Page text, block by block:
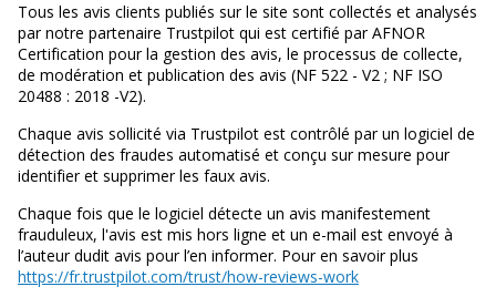
Tous les avis clients publiés sur le site sont collectés et analysés
par notre partenaire Trustpilot qui est certifié par AFNOR
Certification pour la gestion des avis, le processus de collecte,
de modération et publication des avis (NF 522 - V2 ; NF ISO
20488 : 2018 -V2).
Chaque avis sollicité via Trustpilot est contrôlé par un logiciel de
détection des fraudes automatisé et conçu sur mesure pour
identifier et supprimer les faux avis.
Chaque fois que le logiciel détecte un avis manifestement
frauduleux, l'avis est mis hors ligne et un e-mail est envoyé à
l’auteur dudit avis pour l’en informer. Pour en savoir plus
https://fr.trustpilot.com/trust/how-reviews-work